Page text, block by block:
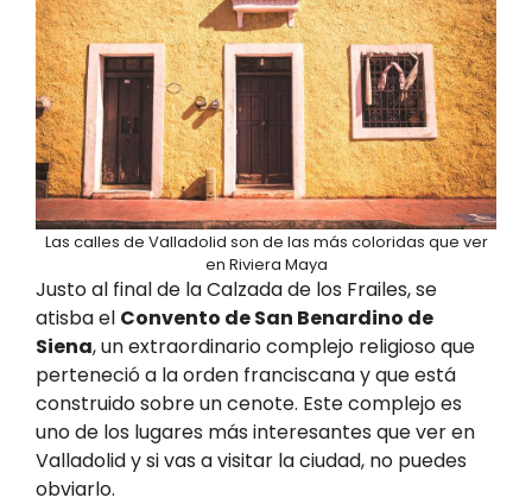
Las calles de Valladolid son de las más coloridas que ver
en Riviera Maya
Justo al final de la Calzada de los Frailes, se
atisba el Convento de San Benardino de
Siena, un extraordinario complejo religioso que
perteneció a la orden franciscana y que está
construido sobre un cenote. Este complejo es
uno de los lugares más interesantes que ver en
Valladolid y si vas a visitar la ciudad, no puedes
obviarlo.